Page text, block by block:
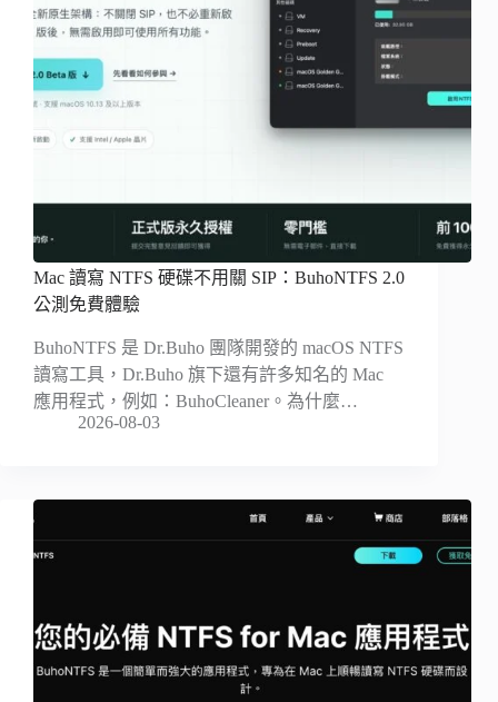
Mac 讀寫 NTFS 硬碟不用關 SIP：BuhoNTFS 2.0
公測免費體驗
BuhoNTFS 是 Dr.Buho 團隊開發的 macOS NTFS
讀寫工具，Dr.Buho 旗下還有許多知名的 Mac
應用程式，例如：BuhoCleaner。為什麼…
2026-08-03